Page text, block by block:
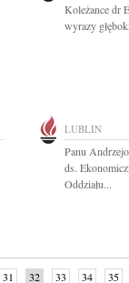
Koleżance dr
wyrazy
LUBLIN
Panu
ds.
Oddziału...
31 32 33 34 35